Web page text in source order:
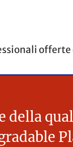
della